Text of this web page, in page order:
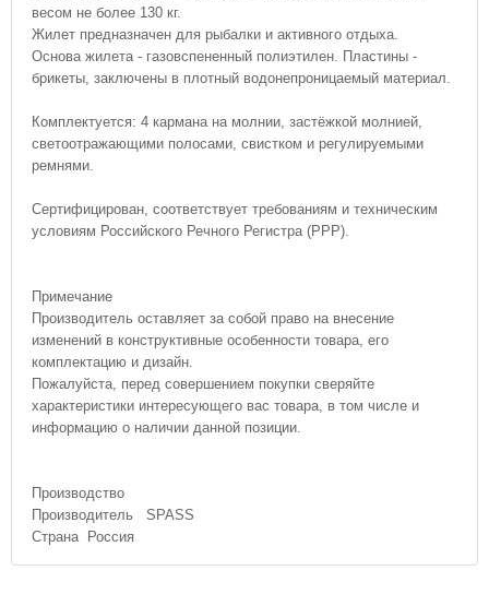
весом не более 130 кг.
Жилет предназначен для рыбалки и активного отдыха.
Основа жилета - газовспененный полиэтилен. Пластины -
брикеты, заключены в плотный водонепроницаемый материал.
Комплектуется: 4 кармана на молнии, застёжкой молнией,
светоотражающими полосами, свистком и регулируемыми
ремнями.
Сертифицирован, соответствует требованиям и техническим
условиям Российского Речного Регистра (РРР).
Примечание
Производитель оставляет за собой право на внесение
изменений в конструктивные особенности товара, его
комплектацию и дизайн.
Пожалуйста, перед совершением покупки сверяйте
характеристики интересующего вас товара, в том числе и
информацию о наличии данной позиции.
Производство
Производитель SPASS
Страна Россия